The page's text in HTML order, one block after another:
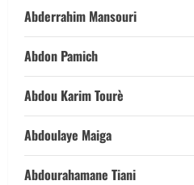
Abderrahim Mansouri
Abdon Pamich
Abdou Karim Tourè
Abdoulaye Maiga
Abdourahamane Tiani